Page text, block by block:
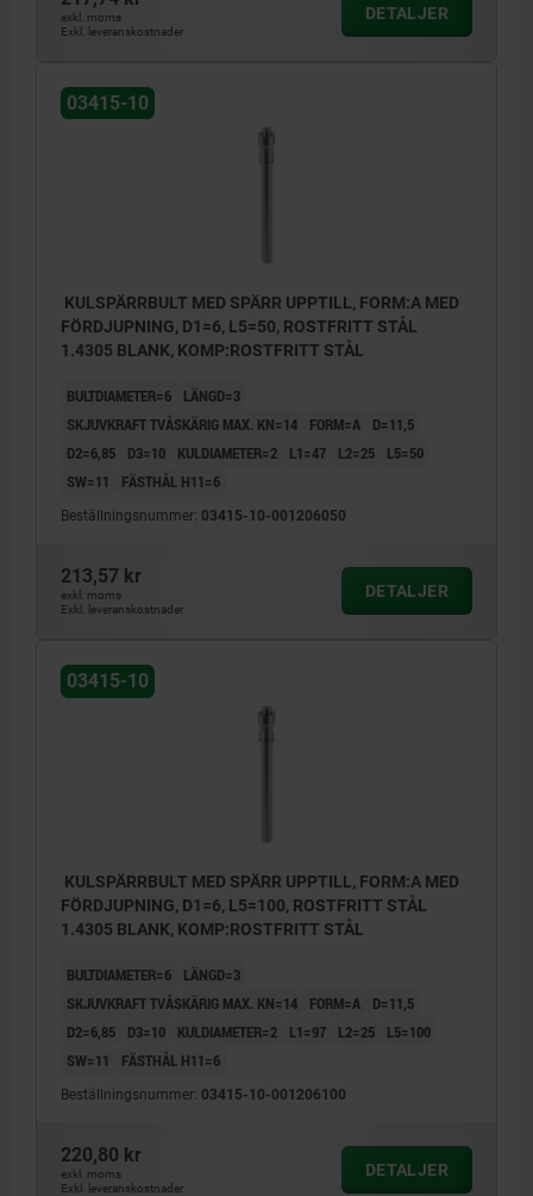
exkl. moms
Exkl. leveranskostnader
DETALJER
03415-10
KULSPÄRRBULT MED SPÄRR UPPTILL, FORM:A MED
FÖRDJUPNING, D1=6, L5=50, ROSTFRITT STÅL
1.4305 BLANK, KOMP:ROSTFRITT STÅL
BULTDIAMETER=6
LÄNGD=3
SKJUVKRAFT TVÅSKÄRIG MAX. KN=14
FORM=A
D=11,5
D2=6,85
D3=10 KULDIAMETER=2 L1=47 L2=25
L5=50
SW=11
FÄSTHÅL H11=6
Beställningsnummer: 03415-10-001206050
213,57 kr
exkl. moms
Exkl. leveranskostnader
DETALJER
03415-10
KULSPÄRRBULT MED SPÄRR UPPTILL, FORM:A MED
FÖRDJUPNING, D1=6, L5=100, ROSTFRITT STÅL
1.4305 BLANK, KOMP:ROSTFRITT STÅL
BULTDIAMETER=6
LÄNGD=3
SKJUVKRAFT TVÅSKÄRIG MAX. KN=14
FORM=A
D=11,5
D2=6,85
D3=10 KULDIAMETER=2 L1=97 L2=25
L5=100
SW=11
FÄSTHÅL H11=6
Beställningsnummer: 03415-10-001206100
220,80 kr
exkl. moms
Exkl. leveranskostnader
DETALJER